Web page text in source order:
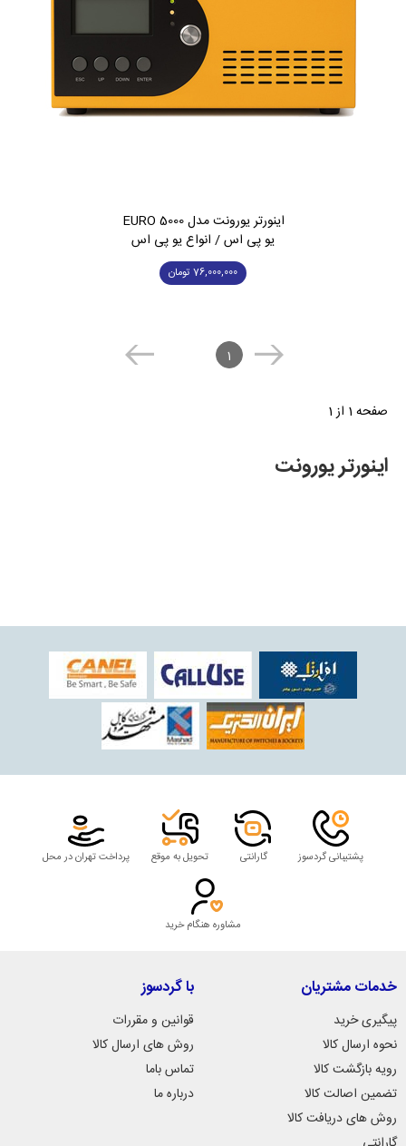
اینورتر یورونت مدل EURO 5000
یو پی اس / انواع یو پی اس
76,000,000 تومان
1
صفحه 1 از 1
اینورتر یورونت
پشتیبانی گردسوز گارانتی تحویل به موقع پرداخت تهران در محل
مشاوره هنگام خرید
خدمات مشتریان
پیگیری خرید
نحوه ارسال کالا
رویه بازگشت کالا
تضمین اصالت کالا
روش های دریافت کالا
با گردسوز
قوانین و مقررات
روش های ارسال کالا
تماس باما
درباره ما